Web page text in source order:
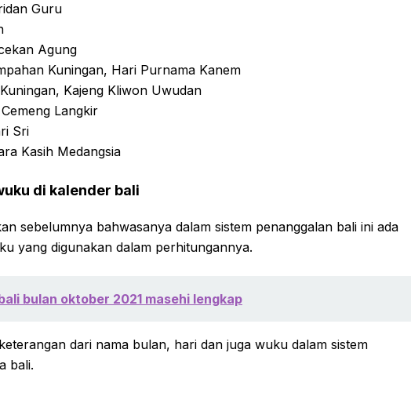
Guru
Agung
Kuningan, Hari Purnama Kanem
Kajeng Kliwon Uwudan
Langkir
Sri
Kasih Medangsia
di kalender bali
sebelumnya bahwasanya dalam sistem penanggalan bali ini ada
yang digunakan dalam perhitungannya.
bulan oktober 2021 masehi lengkap
dari nama bulan, hari dan juga wuku dalam sistem
bali.